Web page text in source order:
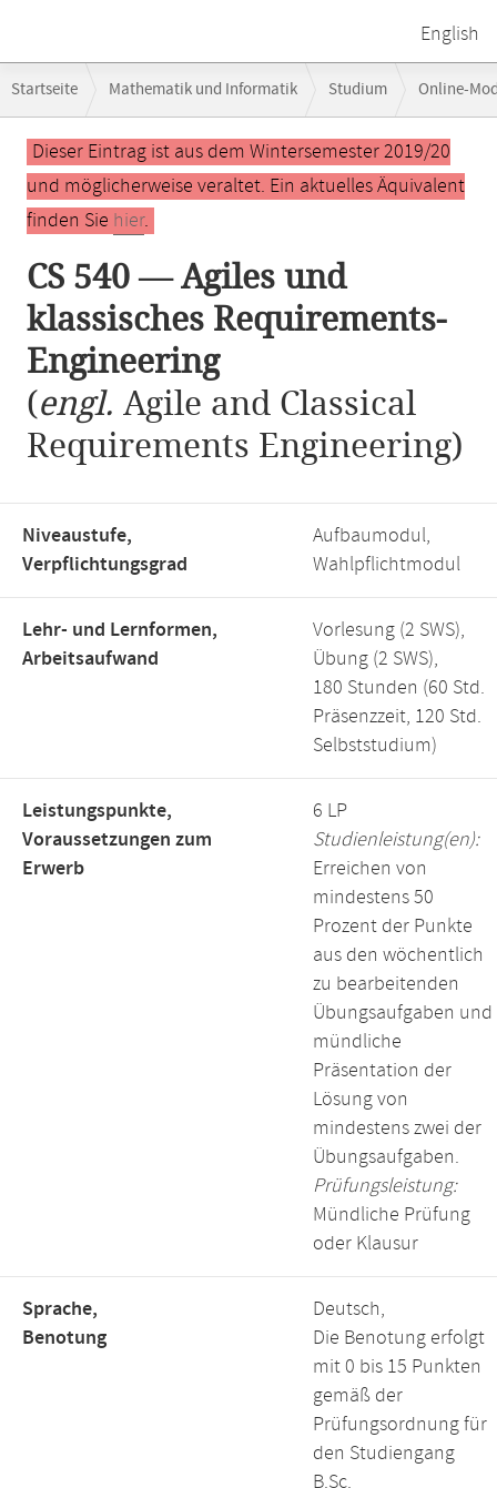
English
Navigation
Startseite Mathematik und Informatik Studium Online-
CS 540 — Agiles und klassisches Requirements-Engineering
Hauptinhalt
Dieser Eintrag ist aus dem Wintersemester 2019/20
und möglicherweise veraltet. Ein aktuelles Äquivalent
finden Sie hier.
CS 540 — Agiles und
klassisches Requirements-
Engineering
(engl. Agile and Classical
Requirements Engineering)
Niveaustufe,
Verpflichtungsgrad
Aufbaumodul,
Wahlpflichtmodul
Lehr- und Lernformen,
Arbeitsaufwand
Vorlesung (2 SWS),
Übung (2 SWS),
180 Stunden (60 Std.
Präsenzzeit, 120 Std.
Selbststudium)
Leistungspunkte,
Voraussetzungen zum
Erwerb
6 LP
Studienleistung(en):
Erreichen von
mindestens 50
Prozent der Punkte
aus den wöchentlich
zu bearbeitenden
Übungsaufgaben und
mündliche
Präsentation der
Lösung von
mindestens zwei der
Übungsaufgaben.
Prüfungsleistung:
Mündliche Prüfung
oder Klausur
Sprache,
Benotung
Deutsch,
Die Benotung erfolgt
mit 0 bis 15 Punkten
gemäß der
Prüfungsordnung für
den Studiengang
B.Sc.